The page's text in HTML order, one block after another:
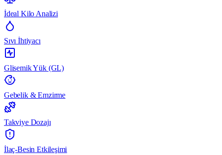
İdeal Kilo Analizi
Sıvı İhtiyacı
Glisemik Yük (GL)
Gebelik & Emzirme
Takviye Dozajı
İlaç-Besin Etkileşimi